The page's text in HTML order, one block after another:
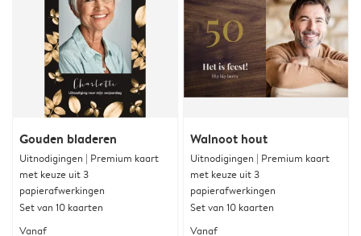
Gouden bladeren
Uitnodigingen | Premium kaart
met keuze uit 3
papierafwerkingen
Set van 10 kaarten
Vanaf
Walnoot hout
Uitnodigingen | Premium kaart
met keuze uit 3
papierafwerkingen
Set van 10 kaarten
Vanaf